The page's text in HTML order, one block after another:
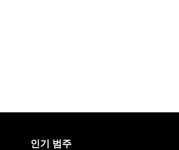
인기 범주